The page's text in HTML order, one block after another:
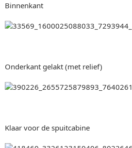
Binnenkant
Onderkant gelakt (met relief)
Klaar voor de spuitcabine